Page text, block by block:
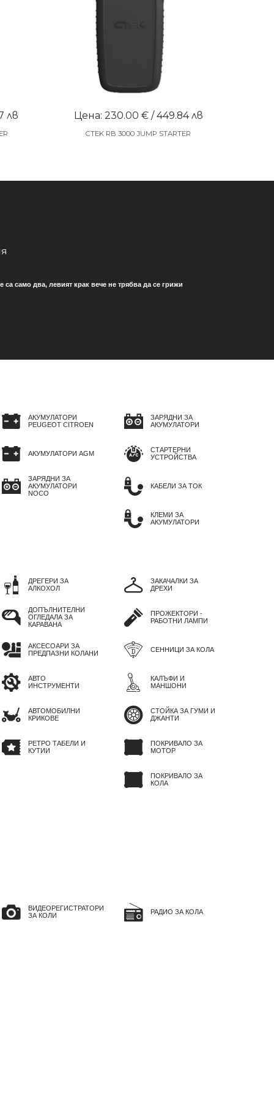
лв Цена: 230.00 € / 449.84 лв
CTEK RB 3000 JUMP STARTER
само два, левият крак вече не трябва да се грижи
АКУМУЛАТОРИ
PEUGEOT CITROEN
АКУМУЛАТОРИ AGM
ЗАРЯДНИ ЗА
АКУМУЛАТОРИ
NOCO
ЗАРЯДНИ ЗА
АКУМУЛАТОРИ
СТАРТЕРНИ
УСТРОЙСТВА
КАБЕЛИ ЗА ТОК
КЛЕМИ ЗА
АКУМУЛАТОРИ
ДРЕГЕРИ ЗА
АЛКОХОЛ
ДОПЪЛНИТЕЛНИ
ОГЛЕДАЛА ЗА
КАРАВАНА
АКСЕСОАРИ ЗА
ПРЕДПАЗНИ КОЛАНИ
АВТО
ИНСТРУМЕНТИ
АВТОМОБИЛНИ
КРИКОВЕ
РЕТРО ТАБЕЛИ И
КУТИИ
ЗАКАЧАЛКИ ЗА
ДРЕХИ
ПРОЖЕКТОРИ -
РАБОТНИ ЛАМПИ
СЕННИЦИ ЗА КОЛА
КАЛЪФИ И
МАНШОНИ
СТОЙКА ЗА ГУМИ И
ДЖАНТИ
ПОКРИВАЛО ЗА
МОТОР
ПОКРИВАЛО ЗА
КОЛА
ВИДЕОРЕГИСТРАТОРИ
ЗА КОЛИ
РАДИО ЗА КОЛА